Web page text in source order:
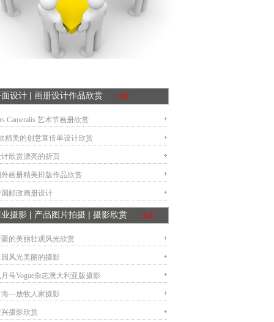
面设计 | 画册设计作品欣赏 更多
Cameralis 艺术节画册欣赏
精美的创意宣传单设计欣赏
欣赏漂亮的折页
画册精美排版作品欣赏
邮政画册设计
业摄影 | 产品图片拍摄 | 摄影欣赏 更多
的美丽壮观风光欣赏
风光美丽的摄影
号Vogue杂志澳大利亚版摄影
海—放牧人家摄影
摄影欣赏